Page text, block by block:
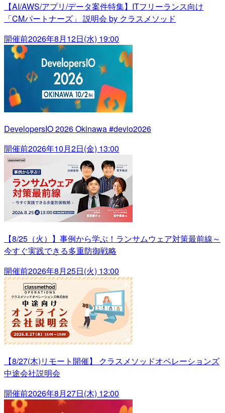
【AI/AWS/アプリ/データ案件特集】ITフリーランス向け
「CMパートナーズ」 説明会 by クラスメソッド
開催前2026年8月12日(水) 19:00
DevelopersIO 2026 Okinawa #devio2026
開催前2026年10月2日(金) 13:00
【8/25（火）】事例から学ぶ！ランサムウェア対策最前線～
今すぐ実践できる多重防御戦略
開催前2026年8月25日(火) 13:00
【8/27(木)リモート開催】 クラスメソッドオペレーションズ
中途会社説明会
開催前2026年8月27日(木) 12:00